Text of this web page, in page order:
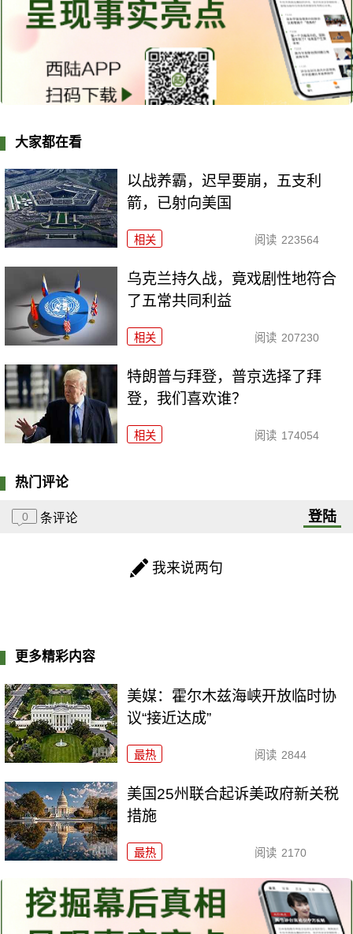
大家都在看
以战养霸，迟早要崩，五支利
箭，已射向美国
相关 阅读 223564
乌克兰持久战，竟戏剧性地符合
了五常共同利益
相关 阅读 207230
特朗普与拜登，普京选择了拜
登，我们喜欢谁？
相关 阅读 174054
热门评论
0 条评论 登陆
我来说两句
更多精彩内容
美媒：霍尔木兹海峡开放临时协
议“接近达成”
最热 阅读 2844
美国25州联合起诉美政府新关税
措施
最热 阅读 2170